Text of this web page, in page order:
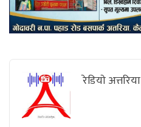
रेडियाे अत्तरिया